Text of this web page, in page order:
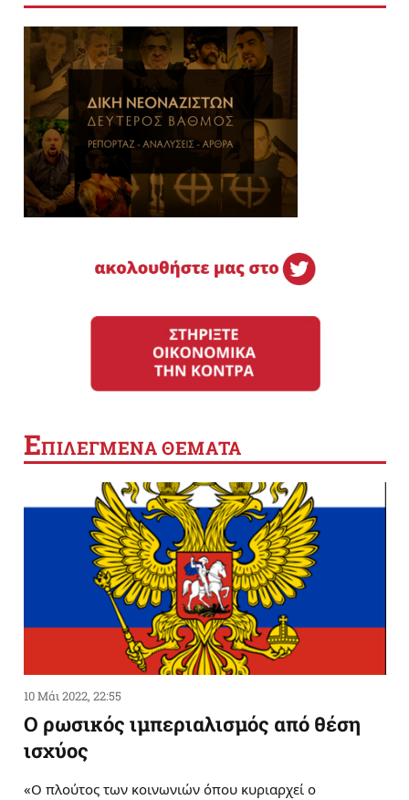
ΕΠΙΛΕΓΜΕΝΑ ΘΕΜΑΤΑ
10 Μάι 2022, 22:55
Ο ρωσικός ιμπεριαλισμός από θέση
ισχύος
«Ο πλούτος των κοινωνιών όπου κυριαρχεί ο